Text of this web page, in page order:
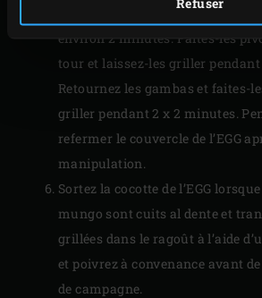
côté de la cocotte. Grillez les
environ 2 minutes. Faites-les
tour et laissez-les griller
Retournez les gambas et faites-
griller pendant 2 x 2 minutes.
refermer le couvercle de l’EGG
manipulation.
Sortez la cocotte de l’EGG
mungo sont cuits al dente et
grillées dans le ragoût à l’aide
et poivrez à convenance avant
de campagne.